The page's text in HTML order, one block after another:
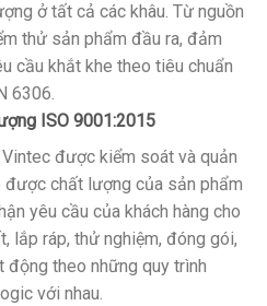
ở tất cả các khâu. Từ nguồn
thử sản phẩm đầu ra, đảm
cầu khắt khe theo tiêu chuẩn
6306.
ISO 9001:2015
được kiểm soát và quản
được chất lượng của sản phẩm
yêu cầu của khách hàng cho
lắp ráp, thử nghiệm, đóng gói,
động theo những quy trình
với nhau.